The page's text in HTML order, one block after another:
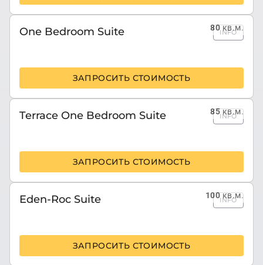
80кв.м.
One Bedroom Suite INFO
ЗАПРОСИТЬ СТОИМОСТЬ
85кв.м.
Terrace One Bedroom Suite INFO
ЗАПРОСИТЬ СТОИМОСТЬ
100кв.м.
Eden-Roc Suite INFO
ЗАПРОСИТЬ СТОИМОСТЬ